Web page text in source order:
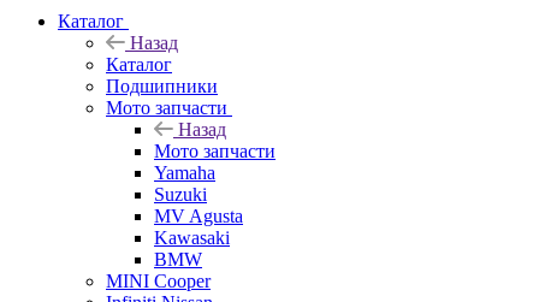
Каталог
Назад
Каталог
Подшипники
Мото запчасти
Назад
Мото запчасти
Yamaha
Suzuki
MV Agusta
Kawasaki
BMW
MINI Cooper